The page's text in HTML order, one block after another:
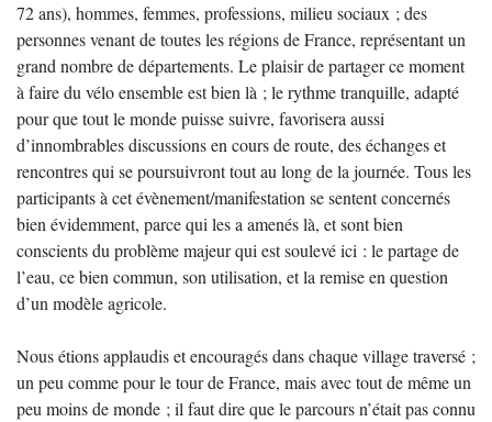
72 ans), hommes, femmes, professions, milieu sociaux ; des
personnes venant de toutes les régions de France, représentant un
grand nombre de départements. Le plaisir de partager ce moment
à faire du vélo ensemble est bien là ; le rythme tranquille, adapté
pour que tout le monde puisse suivre, favorisera aussi
d’innombrables discussions en cours de route, des échanges et
rencontres qui se poursuivront tout au long de la journée. Tous les
participants à cet évènement/manifestation se sentent concernés
bien évidemment, parce qui les a amenés là, et sont bien
conscients du problème majeur qui est soulevé ici : le partage de
l’eau, ce bien commun, son utilisation, et la remise en question
d’un modèle agricole.
Nous étions applaudis et encouragés dans chaque village traversé ;
un peu comme pour le tour de France, mais avec tout de même un
peu moins de monde ; il faut dire que le parcours n’était pas connu